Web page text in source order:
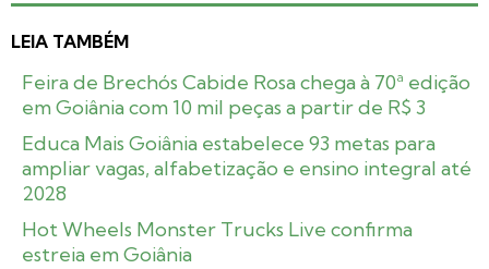
LEIA TAMBÉM
Feira de Brechós Cabide Rosa chega à 70ª edição
em Goiânia com 10 mil peças a partir de R$ 3
Educa Mais Goiânia estabelece 93 metas para
ampliar vagas, alfabetização e ensino integral até
2028
Hot Wheels Monster Trucks Live confirma
estreia em Goiânia